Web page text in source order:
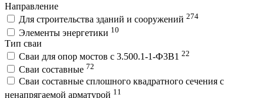
Направление
Для строительства зданий и сооружений 274
Элементы энергетики 10
Тип сваи
Сваи для опор мостов с 3.500.1-1-Ф3В1 22
Сваи составные 72
Сваи составные сплошного квадратного сечения с
ненапрягаемой арматурой 11